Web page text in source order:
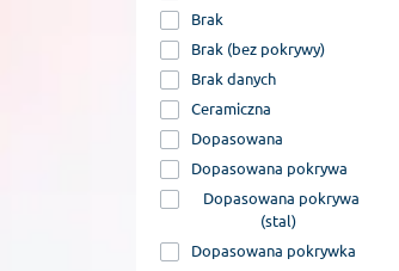
Brak
Brak (bez pokrywy)
Brak danych
Ceramiczna
Dopasowana
Dopasowana pokrywa
Dopasowana pokrywa
(stal)
Dopasowana pokrywka